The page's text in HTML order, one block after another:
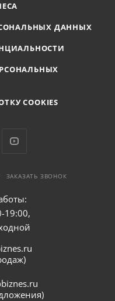
ДАННЫХ
COOKIES
ЗАКАЗАТЬ ЗВОНОК
19:00,